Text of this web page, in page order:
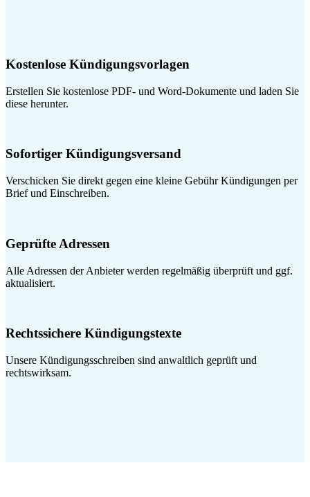
Kostenlose Kündigungsvorlagen
Erstellen Sie kostenlose PDF- und Word-Dokumente und laden Sie
diese herunter.
Sofortiger Kündigungsversand
Verschicken Sie direkt gegen eine kleine Gebühr Kündigungen per
Brief und Einschreiben.
Geprüfte Adressen
Alle Adressen der Anbieter werden regelmäßig überprüft und ggf.
aktualisiert.
Rechtssichere Kündigungstexte
Unsere Kündigungsschreiben sind anwaltlich geprüft und
rechtswirksam.